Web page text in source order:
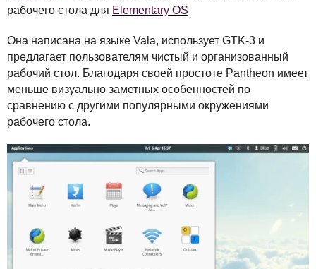
рабочего стола для Elementary OS
Она написана на языке Vala, использует GTK-3 и
предлагает пользователям чистый и организованный
рабочий стол. Благодаря своей простоте Pantheon имеет
меньше визуально заметных особенностей по
сравнению с другими популярными окружениями
рабочего стола.